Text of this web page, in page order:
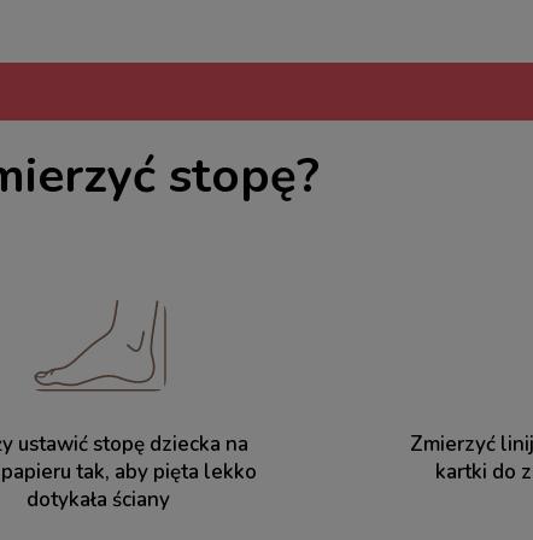
stopę?
ustawić stopę dziecka na
tak, aby pięta lekko
dotykała ściany
Zmierzyć
kartki do